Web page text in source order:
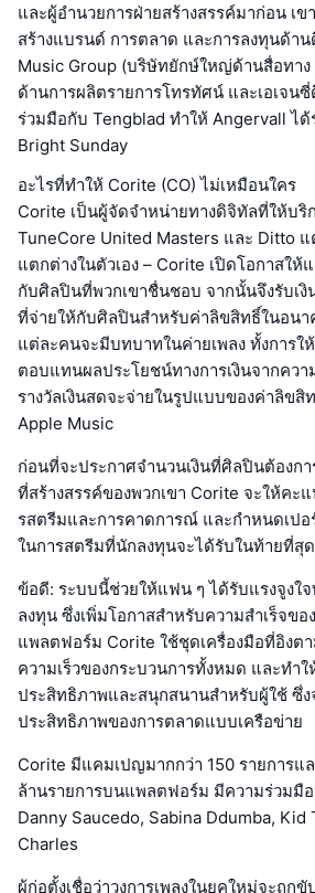
และผู้อำนวยการฝ่ายสร้างสรรค์มาก่อน เข
สร้างแบรนด์ การตลาด และการลงทุนด้า
Music Group (บริษัทยักษ์ใหญ่ด้านสื่อทาง
ด้านการผลิตรายการโทรทัศน์ และเอเจน
ร่วมมือกับ Tengblad ทำให้ Angervall ไ
Bright Sunday
อะไรที่ทำให้ Corite (CO) ไม่เหมือนใคร
Corite เป็นผู้จัดจำหน่ายทางดิจิทัลที่ให้บริ
TuneCore United Masters และ Ditto
แตกต่างในตัวเอง – Corite เปิดโอกาสใ
กับศิลปินที่พวกเขาชื่นชอบ จากนั้นจึงรับเงิน
ที่จ่ายให้กับศิลปินสำหรับค่าลิขสิทธิ์ในอน
แต่ละคนจะมีบทบาทในค่ายเพลง ทั้งการใ
ตอบแทนผลประโยชน์ทางการเงินจากควา
รางวัลเงินสดจะจ่ายในรูปแบบของค่าลิขสิ
Apple Music
ก่อนที่จะประกาศจำนวนเงินที่ศิลปินต้อง
ที่สร้างสรรค์ของพวกเขา Corite จะให้คะ
รสตรีมและการคาดการณ์ และกำหนดเป
ในการสตรีมที่นักลงทุนจะได้รับในท้ายที่สุด
ข้อดี: ระบบนี้ช่วยให้แฟน ๆ ได้รับแรงจูงใจ
ลงทุน ซึ่งเพิ่มโอกาสสำหรับความสำเร็จขอ
แพลตฟอร์ม Corite ใช้ชุดเครื่องมือที่อิงตา
ความเร็วของกระบวนการทั้งหมด และทำ
ประสิทธิภาพและสนุกสนานสำหรับผู้ใช้ ซึ่ง
ประสิทธิภาพของการตลาดแบบเครือข่าย
Corite มีแคมเปญมากกว่า 150 รายการแ
ล้านรายการบนแพลตฟอร์ม มีความร่วมมื
Danny Saucedo, Sabina Ddumba, Kid
Charles
ผู้ก่อตั้งเชื่อว่าวงการเพลงในยุคใหม่จะถูก